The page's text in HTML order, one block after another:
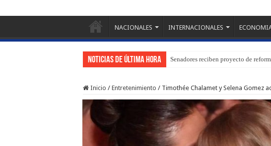
NACIONALES INTERNACIONALES
Noticias de última hora Senadores reciben proyecto de
Inicio / Entretenimiento / Timothée Chalamet y Selena Gomez